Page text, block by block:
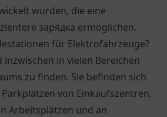
wurden, die eine
зарядка ermöglichen.
für Elektrofahrzeuge?
inzwischen in vielen Bereichen
zu finden. Sie befinden sich
von Einkaufszentren,
Arbeitsplätzen und an